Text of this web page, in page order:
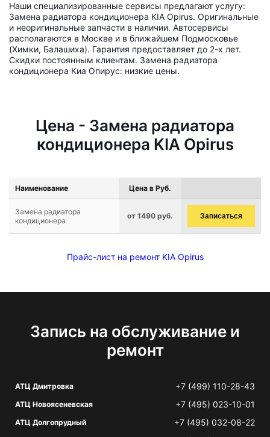
Наши специализированные сервисы предлагают услугу:
Замена радиатора кондиционера KIA Opirus. Оригинальные
и неоригинальные запчасти в наличии. Автосервисы
располагаются в Москве и в ближайшем Подмосковье
(Химки, Балашиха). Гарантия предоставляет до 2-х лет.
Скидки постоянным клиентам. Замена радиатора
кондиционера Киа Опирус: низкие цены.
Цена - Замена радиатора
кондиционера KIA Opirus
Наименование Цена в Руб.
Замена радиатора
кондиционера
от 1490 руб. Записаться
Прайс-лист на ремонт KIA Opirus
Запись на обслуживание и
ремонт
АТЦ Дмитровка +7 (499) 110-28-43
АТЦ Новоясеневская +7 (495) 023-10-01
АТЦ Долгопрудный +7 (495) 032-08-22